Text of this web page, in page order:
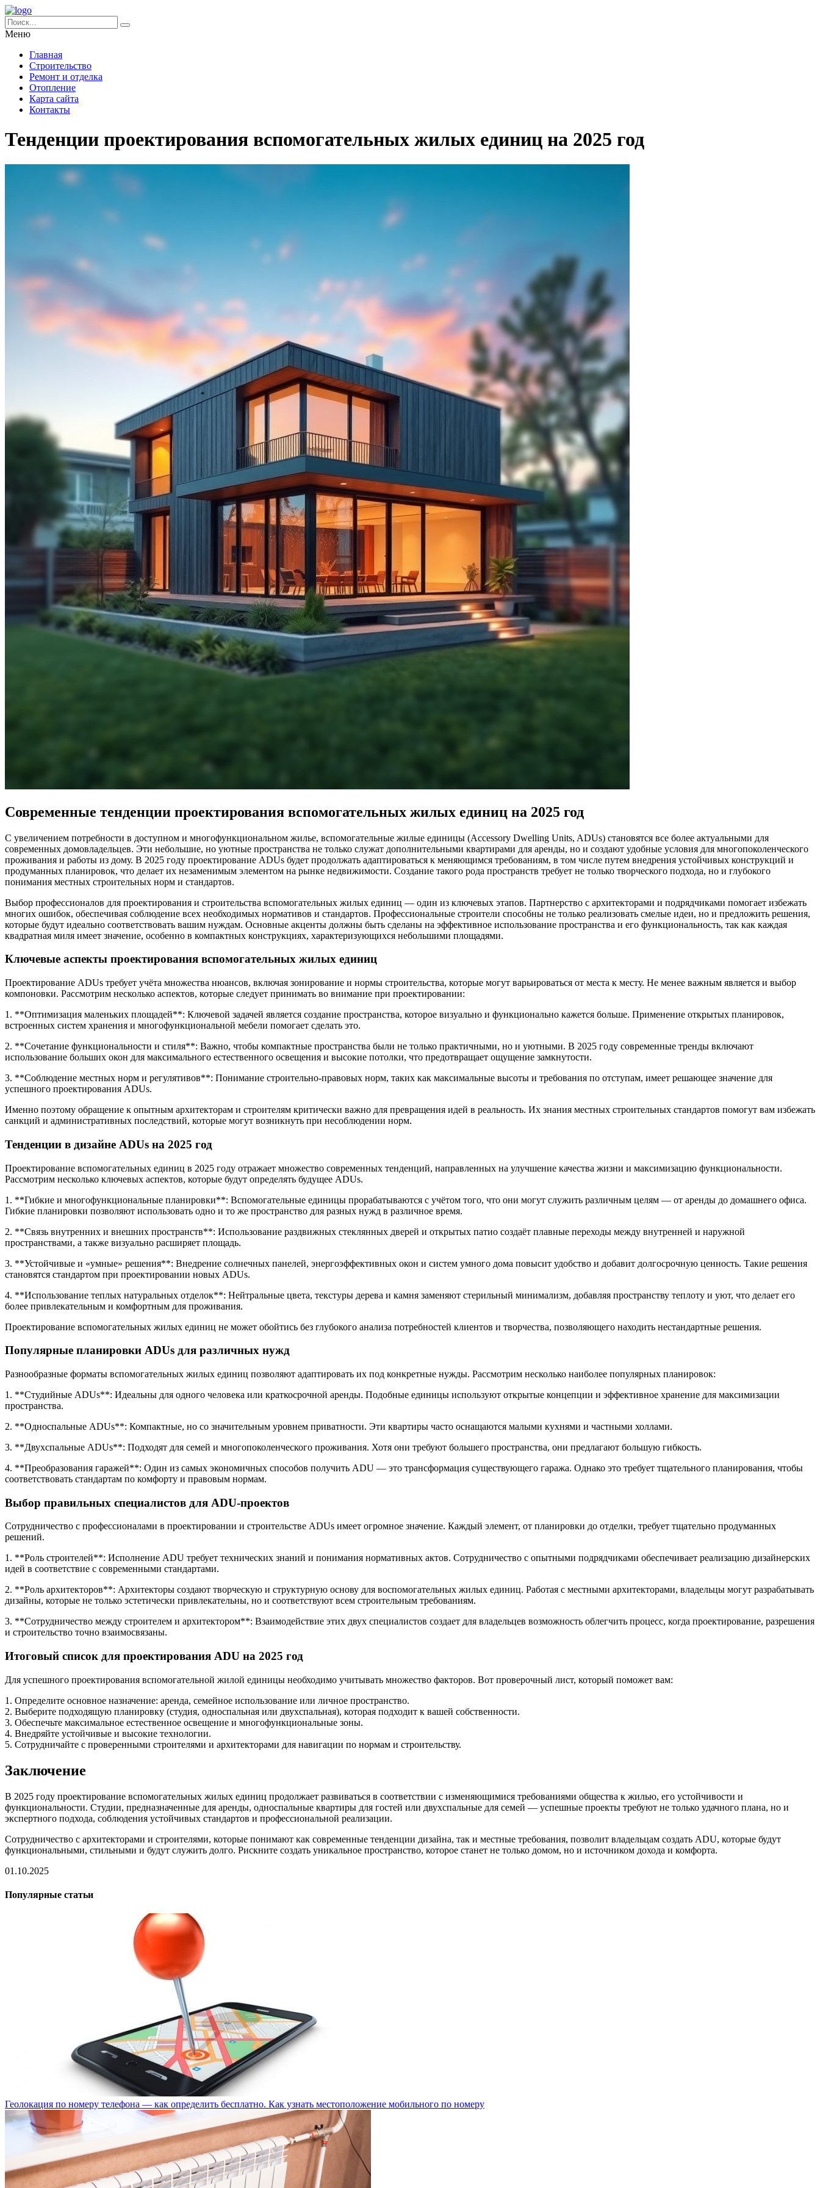
Меню
Главная
Строительство
Ремонт и отделка
Отопление
Карта сайта
Контакты
Тенденции проектирования вспомогательных жилых единиц на 2025 год
Современные тенденции проектирования вспомогательных жилых единиц на 2025 год
С увеличением потребности в доступном и многофункциональном жилье, вспомогательные жилые единицы (Accessory Dwelling Units, ADUs) становятся все более актуальными для
современных домовладельцев. Эти небольшие, но уютные пространства не только служат дополнительными квартирами для аренды, но и создают удобные условия для многопоколенческого
проживания и работы из дому. В 2025 году проектирование ADUs будет продолжать адаптироваться к меняющимся требованиям, в том числе путем внедрения устойчивых конструкций и
продуманных планировок, что делает их незаменимым элементом на рынке недвижимости. Создание такого рода пространств требует не только творческого подхода, но и глубокого
понимания местных строительных норм и стандартов.
Выбор профессионалов для проектирования и строительства вспомогательных жилых единиц — один из ключевых этапов. Партнерство с архитекторами и подрядчиками помогает избежать
многих ошибок, обеспечивая соблюдение всех необходимых нормативов и стандартов. Профессиональные строители способны не только реализовать смелые идеи, но и предложить решения,
которые будут идеально соответствовать вашим нуждам. Основные акценты должны быть сделаны на эффективное использование пространства и его функциональность, так как каждая
квадратная миля имеет значение, особенно в компактных конструкциях, характеризующихся небольшими площадями.
Ключевые аспекты проектирования вспомогательных жилых единиц
Проектирование ADUs требует учёта множества нюансов, включая зонирование и нормы строительства, которые могут варьироваться от места к месту. Не менее важным является и выбор
компоновки. Рассмотрим несколько аспектов, которые следует принимать во внимание при проектировании:
1. **Оптимизация маленьких площадей**: Ключевой задачей является создание пространства, которое визуально и функционально кажется больше. Применение открытых планировок,
встроенных систем хранения и многофункциональной мебели помогает сделать это.
2. **Сочетание функциональности и стиля**: Важно, чтобы компактные пространства были не только практичными, но и уютными. В 2025 году современные тренды включают
использование больших окон для максимального естественного освещения и высокие потолки, что предотвращает ощущение замкнутости.
3. **Соблюдение местных норм и регулятивов**: Понимание строительно-правовых норм, таких как максимальные высоты и требования по отступам, имеет решающее значение для
успешного проектирования ADUs.
Именно поэтому обращение к опытным архитекторам и строителям критически важно для превращения идей в реальность. Их знания местных строительных стандартов помогут вам избежать
санкций и административных последствий, которые могут возникнуть при несоблюдении норм.
Тенденции в дизайне ADUs на 2025 год
Проектирование вспомогательных единиц в 2025 году отражает множество современных тенденций, направленных на улучшение качества жизни и максимизацию функциональности.
Рассмотрим несколько ключевых аспектов, которые будут определять будущее ADUs.
1. **Гибкие и многофункциональные планировки**: Вспомогательные единицы прорабатываются с учётом того, что они могут служить различным целям — от аренды до домашнего офиса.
Гибкие планировки позволяют использовать одно и то же пространство для разных нужд в различное время.
2. **Связь внутренних и внешних пространств**: Использование раздвижных стеклянных дверей и открытых патио создаёт плавные переходы между внутренней и наружной
пространствами, а также визуально расширяет площадь.
3. **Устойчивые и «умные» решения**: Внедрение солнечных панелей, энергоэффективных окон и систем умного дома повысит удобство и добавит долгосрочную ценность. Такие решения
становятся стандартом при проектировании новых ADUs.
4. **Использование теплых натуральных отделок**: Нейтральные цвета, текстуры дерева и камня заменяют стерильный минимализм, добавляя пространству теплоту и уют, что делает его
более привлекательным и комфортным для проживания.
Проектирование вспомогательных жилых единиц не может обойтись без глубокого анализа потребностей клиентов и творчества, позволяющего находить нестандартные решения.
Популярные планировки ADUs для различных нужд
Разнообразные форматы вспомогательных жилых единиц позволяют адаптировать их под конкретные нужды. Рассмотрим несколько наиболее популярных планировок:
1. **Студийные ADUs**: Идеальны для одного человека или краткосрочной аренды. Подобные единицы используют открытые концепции и эффективное хранение для максимизации
пространства.
2. **Односпальные ADUs**: Компактные, но со значительным уровнем приватности. Эти квартиры часто оснащаются малыми кухнями и частными холлами.
3. **Двухспальные ADUs**: Подходят для семей и многопоколенческого проживания. Хотя они требуют большего пространства, они предлагают большую гибкость.
4. **Преобразования гаражей**: Один из самых экономичных способов получить ADU — это трансформация существующего гаража. Однако это требует тщательного планирования, чтобы
соответствовать стандартам по комфорту и правовым нормам.
Выбор правильных специалистов для ADU-проектов
Сотрудничество с профессионалами в проектировании и строительстве ADUs имеет огромное значение. Каждый элемент, от планировки до отделки, требует тщательно продуманных
решений.
1. **Роль строителей**: Исполнение ADU требует технических знаний и понимания нормативных актов. Сотрудничество с опытными подрядчиками обеспечивает реализацию дизайнерских
идей в соответствие с современными стандартами.
2. **Роль архитекторов**: Архитекторы создают творческую и структурную основу для воспомогательных жилых единиц. Работая с местными архитекторами, владельцы могут разрабатывать
дизайны, которые не только эстетически привлекательны, но и соответствуют всем строительным требованиям.
3. **Сотрудничество между строителем и архитектором**: Взаимодействие этих двух специалистов создает для владельцев возможность облегчить процесс, когда проектирование, разрешения
и строительство точно взаимосвязаны.
Итоговый список для проектирования ADU на 2025 год
Для успешного проектирования вспомогательной жилой единицы необходимо учитывать множество факторов. Вот проверочный лист, который поможет вам:
1. Определите основное назначение: аренда, семейное использование или личное пространство.
2. Выберите подходящую планировку (студия, односпальная или двухспальная), которая подходит к вашей собственности.
3. Обеспечьте максимальное естественное освещение и многофункциональные зоны.
4. Внедряйте устойчивые и высокие технологии.
5. Сотрудничайте с проверенными строителями и архитекторами для навигации по нормам и строительству.
Заключение
В 2025 году проектирование вспомогательных жилых единиц продолжает развиваться в соответствии с изменяющимися требованиями общества к жилью, его устойчивости и
функциональности. Студии, предназначенные для аренды, односпальные квартиры для гостей или двухспальные для семей — успешные проекты требуют не только удачного плана, но и
экспертного подхода, соблюдения устойчивых стандартов и профессиональной реализации.
Сотрудничество с архитекторами и строителями, которые понимают как современные тенденции дизайна, так и местные требования, позволит владельцам создать ADU, которые будут
функциональными, стильными и будут служить долго. Рискните создать уникальное пространство, которое станет не только домом, но и источником дохода и комфорта.
01.10.2025
Популярные статьи
Геолокация по номеру телефона — как определить бесплатно. Как узнать местоположение мобильного по номеру